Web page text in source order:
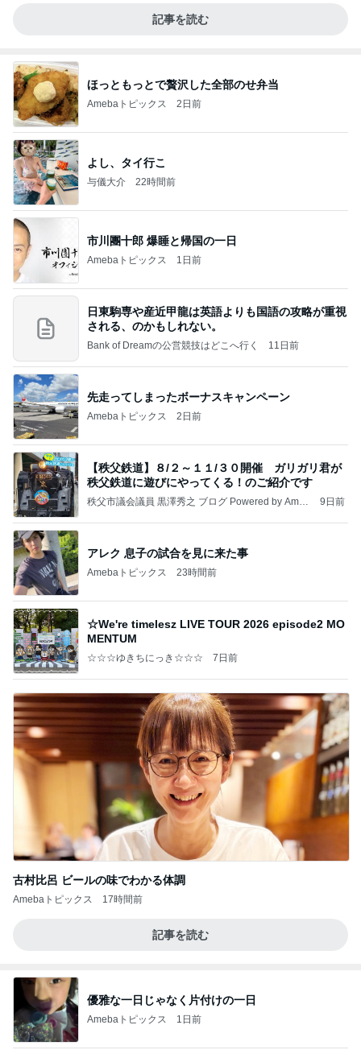
記事を読む
ほっともっとで贅沢した全部のせ弁当
Amebaトピックス 2日前
よし、タイ行こ
与儀大介 22時間前
市川團十郎 爆睡と帰国の一日
Amebaトピックス 1日前
日東駒専や産近甲龍は英語よりも国語の攻略が重視
される、のかもしれない。
Bank of Dreamの公営競技はどこへ行く 11日前
先走ってしまったボーナスキャンペーン
Amebaトピックス 2日前
【秩父鉄道】８/２～１１/３０開催 ガリガリ君が
秩父鉄道に遊びにやってくる！のご紹介です
秩父市議会議員 黒澤秀之 ブログ Powered by Ameb
9日前
アレク 息子の試合を見に来た事
Amebaトピックス 23時間前
☆We're timelesz LIVE TOUR 2026 episode2 MO
MENTUM
☆☆☆ゆきちにっき☆☆☆ 7日前
古村比呂 ビールの味でわかる体調
Amebaトピックス 17時間前
記事を読む
優雅な一日じゃなく片付けの一日
Amebaトピックス 1日前